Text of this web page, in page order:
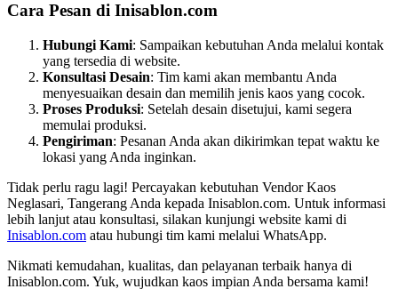
Cara Pesan di Inisablon.com
Hubungi Kami: Sampaikan kebutuhan Anda melalui kontak
yang tersedia di website.
Konsultasi Desain: Tim kami akan membantu Anda
menyesuaikan desain dan memilih jenis kaos yang cocok.
Proses Produksi: Setelah desain disetujui, kami segera
memulai produksi.
Pengiriman: Pesanan Anda akan dikirimkan tepat waktu ke
lokasi yang Anda inginkan.
Tidak perlu ragu lagi! Percayakan kebutuhan Vendor Kaos
Neglasari, Tangerang Anda kepada Inisablon.com. Untuk informasi
lebih lanjut atau konsultasi, silakan kunjungi website kami di
Inisablon.com atau hubungi tim kami melalui WhatsApp.
Nikmati kemudahan, kualitas, dan pelayanan terbaik hanya di
Inisablon.com. Yuk, wujudkan kaos impian Anda bersama kami!